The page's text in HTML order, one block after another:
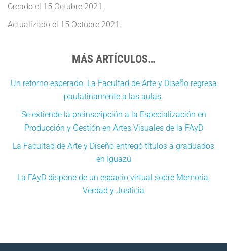
Creado el 15 Octubre 2021 .
Actualizado el 15 Octubre 2021 .
MÁS ARTÍCULOS…
Un retorno esperado. La Facultad de Arte y Diseño regresa
paulatinamente a las aulas.
Se extiende la preinscripción a la Especialización en
Producción y Gestión en Artes Visuales de la FAyD
La Facultad de Arte y Diseño entregó títulos a graduados
en Iguazú
La FAyD dispone de un espacio virtual sobre Memoria,
Verdad y Justicia